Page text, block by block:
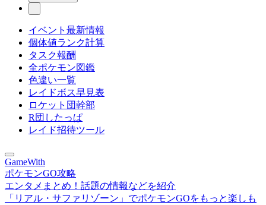
イベント最新情報
個体値ランク計算
タスク報酬
全ポケモン図鑑
色違い一覧
レイドボス早見表
ロケット団幹部
R団したっぱ
レイド招待ツール
GameWith
ポケモンGO攻略
エンタメまとめ！話題の情報などを紹介
「リアル・サファリゾーン」でポケモンGOをもっと楽しも